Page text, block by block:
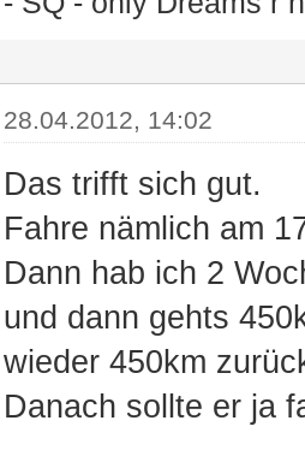
28.04.2012, 14:02
Das trifft sich gut.
Fahre nämlich am
Dann hab ich 2
und dann gehts
wieder 450km
Danach sollte er ja